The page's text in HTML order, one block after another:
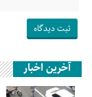
آخرین اخبار